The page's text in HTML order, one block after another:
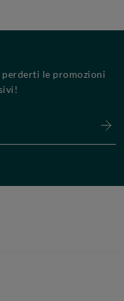
le promozioni